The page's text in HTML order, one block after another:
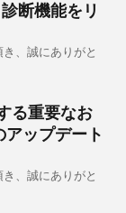
断機能をリ
、誠にありがと
る重要なお
ップデート
、誠にありがと